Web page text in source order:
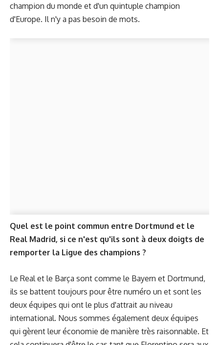
champion du monde et d'un quintuple champion
d'Europe. Il n'y a pas besoin de mots.
Quel est le point commun entre Dortmund et le
Real Madrid, si ce n'est qu'ils sont à deux doigts de
remporter la Ligue des champions ?
Le Real et le Barça sont comme le Bayern et Dortmund,
ils se battent toujours pour être numéro un et sont les
deux équipes qui ont le plus d'attrait au niveau
international. Nous sommes également deux équipes
qui gèrent leur économie de manière très raisonnable. Et